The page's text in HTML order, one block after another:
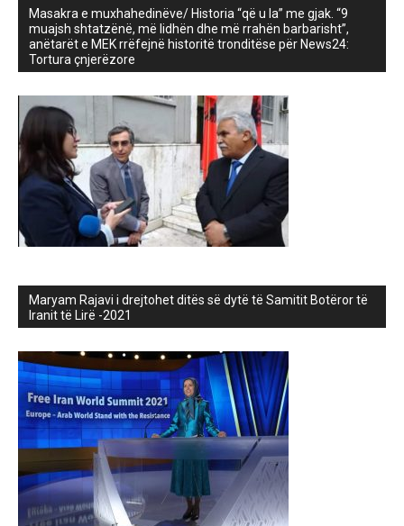
Masakra e muxhahedinëve/ Historia “që u la” me gjak. “9
muajsh shtatzënë, më lidhën dhe më rrahën barbarisht”,
anëtarët e MEK rrëfejnë historitë tronditëse për News24:
Tortura çnjerëzore
Maryam Rajavi i drejtohet ditës së dytë të Samitit Botëror të
Iranit të Lirë -2021